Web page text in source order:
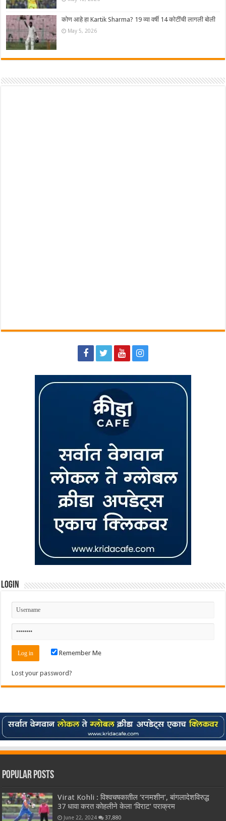
कोण आहे हा Kartik Sharma? 19 व्या वर्षी 14 कोटींची लागली बोली
May 5, 2026
Login
Remember Me
Lost your password?
Popular Posts
Virat Kohli : विश्वचषकातील ‘रनमशीन’, बांगलादेशविरुद्ध
37 धावा करत कोहलीने केला ‘विराट’ पराक्रम
June 22, 2024 37,880